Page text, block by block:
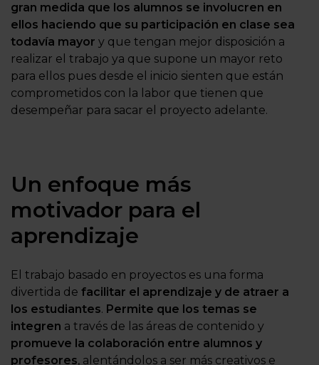
gran medida que los alumnos se involucren en
ellos haciendo que su participación en clase sea
todavía mayor y que tengan mejor disposición a
realizar el trabajo ya que supone un mayor reto
para ellos pues desde el inicio sienten que están
comprometidos con la labor que tienen que
desempeñar para sacar el proyecto adelante.
Un enfoque más
motivador para el
aprendizaje
El trabajo basado en proyectos es una forma
divertida de facilitar el aprendizaje y de atraer a
los estudiantes. Permite que los temas se
integren a través de las áreas de contenido y
promueve la colaboración entre alumnos y
profesores, alentándolos a ser más creativos e